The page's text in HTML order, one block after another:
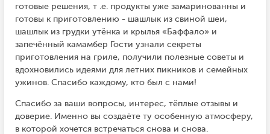
готовые решения, т .е. продукты уже замаринованны и
готовы к приготовлению - шашлык из свиной шеи,
шашлык из грудки утёнка и крылья «Баффало» и
запечённый камамбер Гости узнали секреты
приготовления на гриле, получили полезные советы и
вдохновились идеями для летних пикников и семейных
ужинов. Спасибо каждому, кто был с нами!
Спасибо за ваши вопросы, интерес, тёплые отзывы и
доверие. Именно вы создаёте ту особенную атмосферу,
в которой хочется встречаться снова и снова.